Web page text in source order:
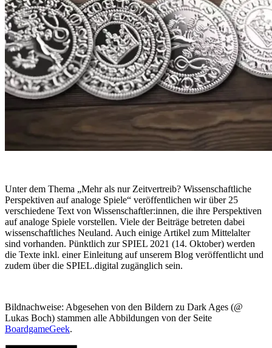
Unter dem Thema „Mehr als nur Zeitvertreib? Wissenschaftliche
Perspektiven auf analoge Spiele“ veröffentlichen wir über 25
verschiedene Text von Wissenschaftler:innen, die ihre Perspektiven
auf analoge Spiele vorstellen. Viele der Beiträge betreten dabei
wissenschaftliches Neuland. Auch einige Artikel zum Mittelalter
sind vorhanden. Pünktlich zur SPIEL 2021 (14. Oktober) werden
die Texte inkl. einer Einleitung auf unserem Blog veröffentlicht und
zudem über die SPIEL.digital zugänglich sein.
Bildnachweise: Abgesehen von den Bildern zu Dark Ages (@
Lukas Boch) stammen alle Abbildungen von der Seite
BoardgameGeek.